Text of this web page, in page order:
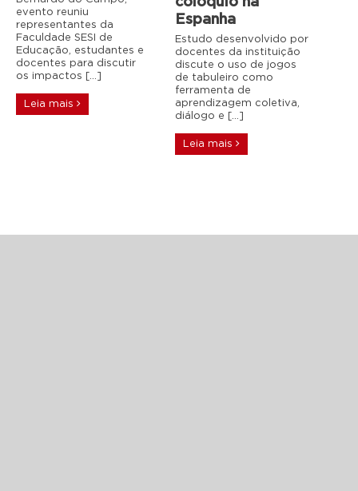
evento reuniu
representantes da
Faculdade SESI de
Educação, estudantes e
docentes para discutir
os impactos […]
Leia mais
Espanha
Estudo desenvolvido por
docentes da instituição
discute o uso de jogos
de tabuleiro como
ferramenta de
aprendizagem coletiva,
diálogo e […]
Leia mais